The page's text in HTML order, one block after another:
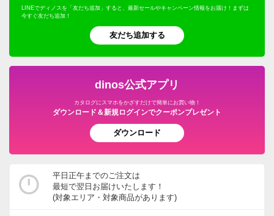
前から購入したかったのがやっと買えました。
思った以上に容量があり、家族も減った我が家では十分
蓋も重宝しています。
ガスコンロなのでコンロに乗せる時、気を遣いますが。
コンパクトで深さもあるので油はねも少なく、今までは
LINEでディノスを「友だち追加」すると、最新セールやキャンペーン情報をお届け！まずは
今すぐ友だち追加！
友だち追加する
dinos公式アプリ
カタログにスマホをかざすだけで簡単にお買い物！
ダウンロード＆新規ログインでクーポンプレゼント
ダウンロード
平日正午までのご注文は
最短で翌日お届けいたします！
(対象エリア・対象商品があります)